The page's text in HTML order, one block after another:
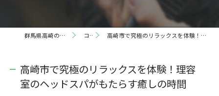
群馬県高崎の理容室ならairyu hair コラム 高崎市で究極のリラックスを体験！理容室のヘッドスパがもたらす癒しの時間
高崎市で究極のリラックスを体験！理容
室のヘッドスパがもたらす癒しの時間